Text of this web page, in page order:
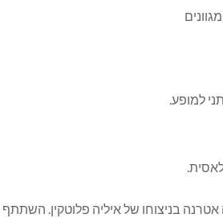
למופע.
בניצוחו של איליה פלוטקין.